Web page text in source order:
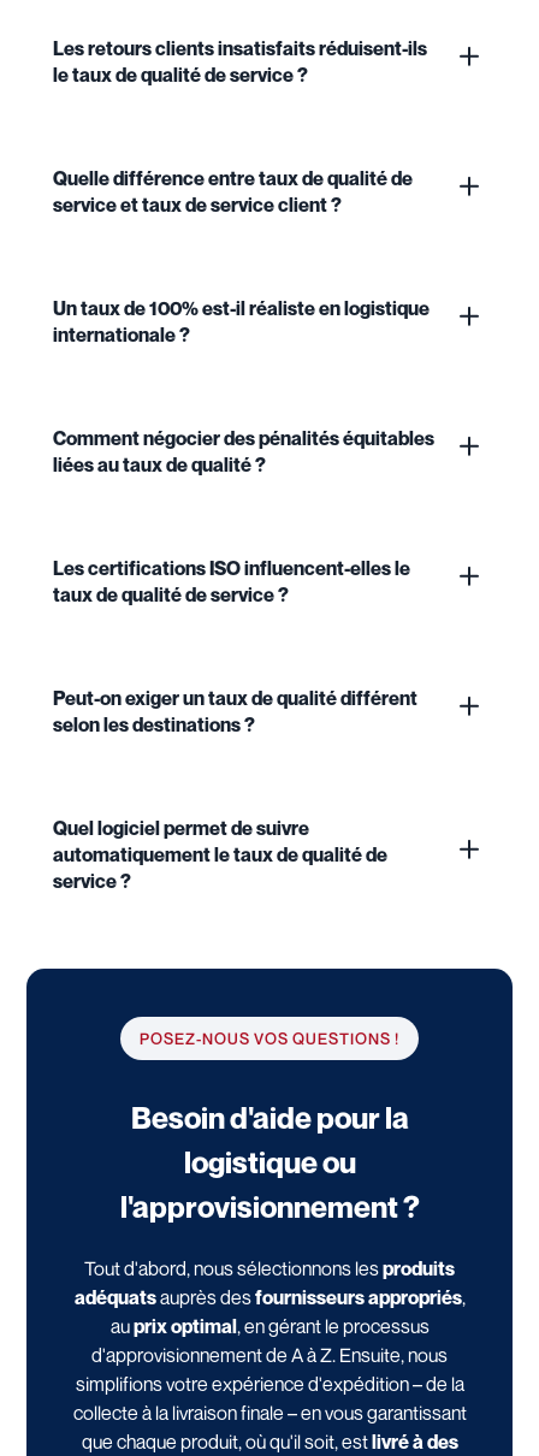
Les retours clients insatisfaits réduisent-ils
le taux de qualité de service ?
Quelle différence entre taux de qualité de
service et taux de service client ?
Un taux de 100% est-il réaliste en logistique
internationale ?
Comment négocier des pénalités équitables
liées au taux de qualité ?
Les certifications ISO influencent-elles le
taux de qualité de service ?
Peut-on exiger un taux de qualité différent
selon les destinations ?
Quel logiciel permet de suivre
automatiquement le taux de qualité de
service ?
POSEZ-NOUS VOS QUESTIONS !
Besoin d'aide pour la
logistique ou
l'approvisionnement ?
Tout d'abord, nous sélectionnons lesproduits
adéquatsauprès desfournisseurs appropriés,
auprix optimal, en gérant le processus
d'approvisionnement de A à Z. Ensuite, nous
simplifions votre expérience d'expédition – de la
collecte à la livraison finale – en vous garantissant
que chaque produit, où qu'il soit, estlivré à des